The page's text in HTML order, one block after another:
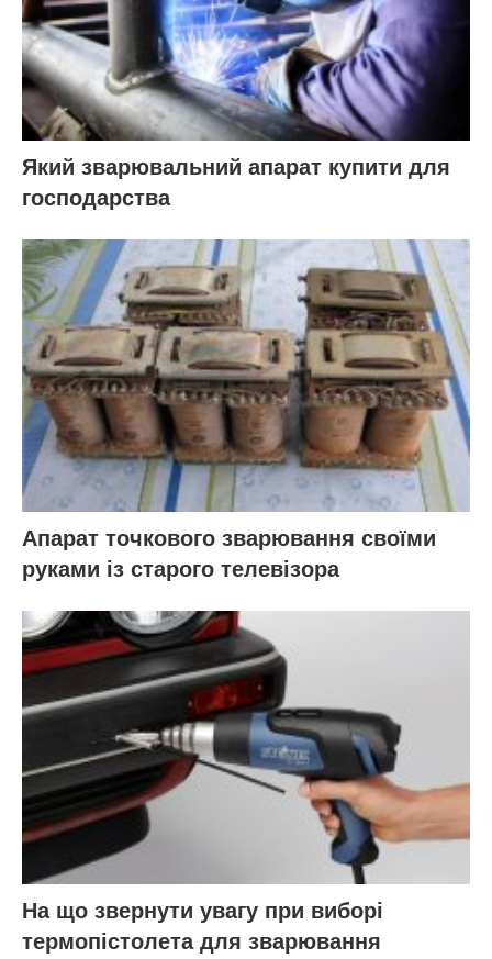
Який зварювальний апарат купити для
господарства
Апарат точкового зварювання своїми
руками із старого телевізора
На що звернути увагу при виборі
термопістолета для зварювання